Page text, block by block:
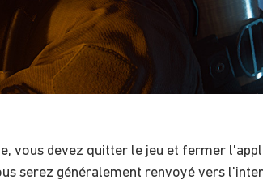
vous devez quitter le jeu et fermer
serez généralement renvoyé vers